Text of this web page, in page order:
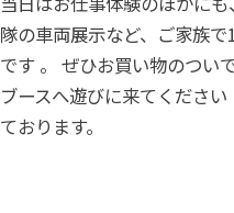
隊の車両展示など、ご家族
です 。 ぜひお買い物のつい
ブースへ遊びに来てくださ
ております。